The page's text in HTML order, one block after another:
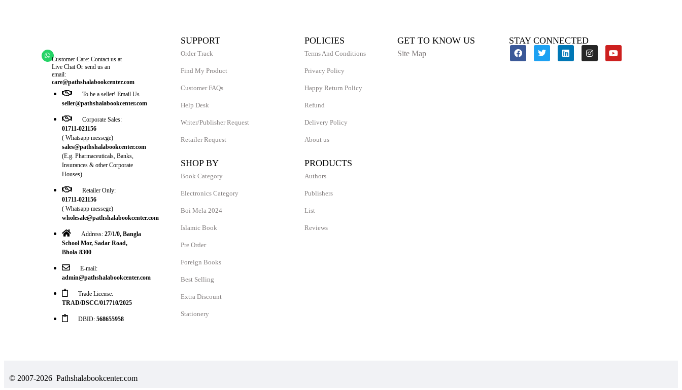
Customer Care: Contact us at
Live Chat Or send us an
email:
care@pathshalabookcenter.com
To be a seller! Email Us
seller@pathshalabookcenter.com
Corporate Sales:
01711-021156
( Whatsapp messege)
sales@pathshalabookcenter.com
(E.g. Pharmaceuticals, Banks,
Insurances & other Corporate
Houses)
Retailer Only:
01711-021156
( Whatsapp messege)
wholesale@pathshalabookcenter.com
Address: 27/1/0, Bangla
School Mor, Sadar Road,
Bhola-8300
E-mail:
admin@pathshalabookcenter.com
Trade License:
TRAD/DSCC/017710/2025
DBID: 568655958
SUPPORT
Order Track
Find My Product
Customer FAQs
Help Desk
Writer/Publisher Request
Retailer Request
SHOP BY
Book Category
Electronics Category
Boi Mela 2024
Islamic Book
Pre Order
Foreign Books
Best Selling
Extra Discount
Stationery
POLICIES
Terms And Conditions
Privacy Policy
Happy Return Policy
Refund
Delivery Policy
About us
PRODUCTS
Authors
Publishers
List
Reviews
GET TO KNOW US
Site Map
STAY CONNECTED
© 2007-2026 Pathshalabookcenter.com